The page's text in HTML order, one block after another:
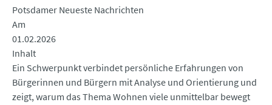
Potsdamer Neueste Nachrichten
Am
01.02.2026
Inhalt
Ein Schwerpunkt verbindet persönliche Erfahrungen von
Bürgerinnen und Bürgern mit Analyse und Orientierung und
zeigt, warum das Thema Wohnen viele unmittelbar bewegt